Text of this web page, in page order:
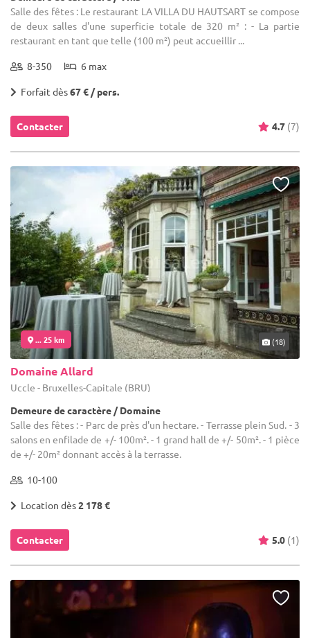
Salle des fêtes : Le restaurant LA VILLA DU HAUTSART se compose
de deux salles d'une superficie totale de 320 m² : - La partie
restaurant en tant que telle (100 m²) peut accueillir ...
8-350 6 max
Forfait dès67 € / pers.
Contacter 4.7 (7)
... 25 km (18)
Domaine Allard
Uccle - Bruxelles-Capitale (BRU)
Demeure de caractère / Domaine
Salle des fêtes : - Parc de près d'un hectare. - Terrasse plein Sud. - 3
salons en enfilade de +/- 100m². - 1 grand hall de +/- 50m². - 1 pièce
de +/- 20m² donnant accès à la terrasse.
10-100
Location dès2 178 €
Contacter 5.0 (1)